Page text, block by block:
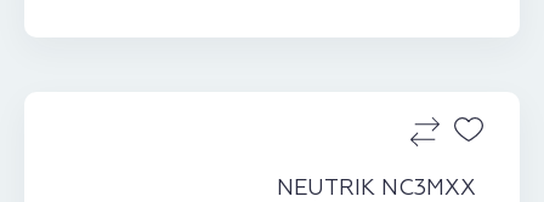
NEUTRIK NC3MXX